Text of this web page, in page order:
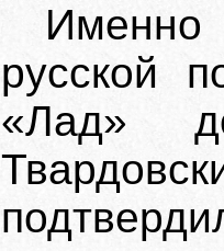
русской
«Лад»